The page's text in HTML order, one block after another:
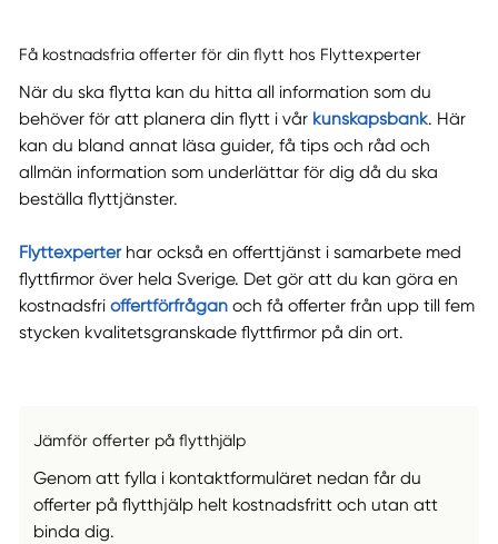
Få kostnadsfria offerter för din flytt hos Flyttexperter
När du ska flytta kan du hitta all information som du
behöver för att planera din flytt i vår kunskapsbank. Här
kan du bland annat läsa guider, få tips och råd och
allmän information som underlättar för dig då du ska
beställa flyttjänster.
Flyttexperter har också en offerttjänst i samarbete med
flyttfirmor över hela Sverige. Det gör att du kan göra en
kostnadsfri offertförfrågan och få offerter från upp till fem
stycken kvalitetsgranskade flyttfirmor på din ort.
Jämför offerter på flytthjälp
Genom att fylla i kontaktformuläret nedan får du
offerter på flytthjälp helt kostnadsfritt och utan att
binda dig.